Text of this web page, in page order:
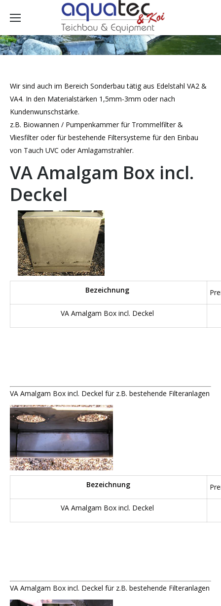
Wir sind auch im Bereich Sonderbau tätig aus Edelstahl VA2 &
VA4. In den Materialstärken 1,5mm-3mm oder nach
Kundenwunschstärke.
z.B. Biowannen / Pumpenkammer für Trommelfilter &
Vliesfilter oder für bestehende Filtersysteme für den Einbau
von Tauch UVC oder Amlagamstrahler.
VA Amalgam Box incl.
Deckel
Bezeichnung
VA Amalgam Box incl. Deckel
VA Amalgam Box incl. Deckel für z.B. bestehende Filteranlagen
Bezeichnung
VA Amalgam Box incl. Deckel
VA Amalgam Box incl. Deckel für z.B. bestehende Filteranlagen